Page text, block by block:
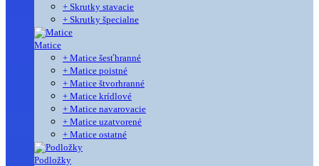
+ Skrutky stavacie
+ Skrutky špecialne
Matice
+ Matice šesťhranné
+ Matice poistné
+ Matice štvorhranné
+ Matice krídlové
+ Matice navarovacie
+ Matice uzatvorené
+ Matice ostatné
Podložky